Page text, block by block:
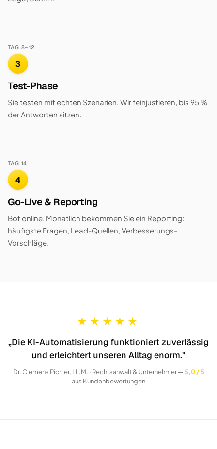
TAG 8–12
3
Test-Phase
Sie testen mit echten Szenarien. Wir feinjustieren, bis 95 %
der Antworten sitzen.
TAG 14
4
Go-Live & Reporting
Bot online. Monatlich bekommen Sie ein Reporting:
häufigste Fragen, Lead-Quellen, Verbesserungs-
Vorschläge.
★ ★ ★ ★ ★
„Die KI-Automatisierung funktioniert zuverlässig
und erleichtert unseren Alltag enorm."
Dr. Clemens Pichler, LL.M. · Rechtsanwalt & Unternehmer —5,0 / 5
aus Kundenbewertungen